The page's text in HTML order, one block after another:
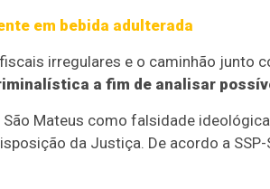
em bebida adulterada
irregulares e o caminhão junto
a fim de analisar
Mateus como falsidade
da Justiça. De acordo a SSP-